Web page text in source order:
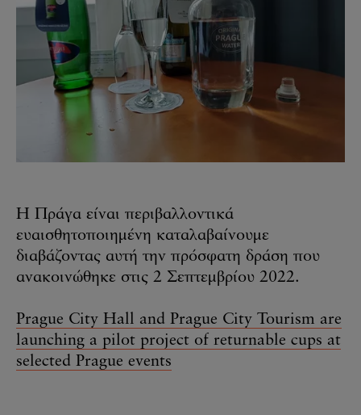
Η Πράγα είναι περιβαλλοντικά
ευαισθητοποιημένη καταλαβαίνουμε
διαβάζοντας αυτή την πρόσφατη δράση που
ανακοινώθηκε στις 2 Σεπτεμβρίου 2022.
Prague City Hall and Prague City Tourism are
launching a pilot project of returnable cups at
selected Prague events